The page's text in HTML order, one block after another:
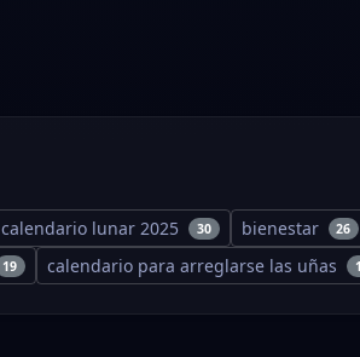
calendario lunar 2025 30 bienestar 26
19 calendario para arreglarse las uñas